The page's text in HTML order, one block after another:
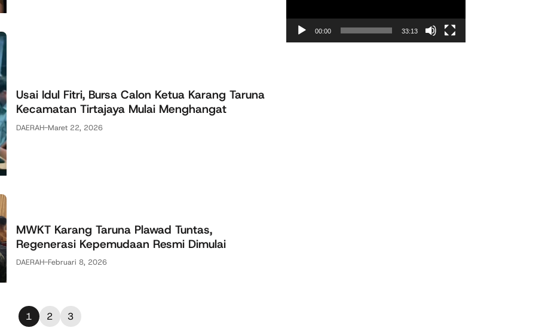
Usai Idul Fitri, Bursa Calon Ketua Karang Taruna
Kecamatan Tirtajaya Mulai Menghangat
DAERAH-Maret 22, 2026
MWKT Karang Taruna Plawad Tuntas,
Regenerasi Kepemudaan Resmi Dimulai
DAERAH-Februari 8, 2026
1 2 3
00:00 33:13